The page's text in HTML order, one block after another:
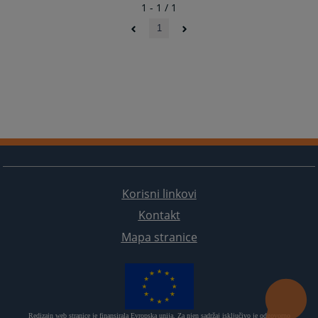
1 - 1 / 1
1
Korisni linkovi
Kontakt
Mapa stranice
Redizajn web stranice je finansirala Evropska unija. Za njen sadržaj isključivo je odgovorno